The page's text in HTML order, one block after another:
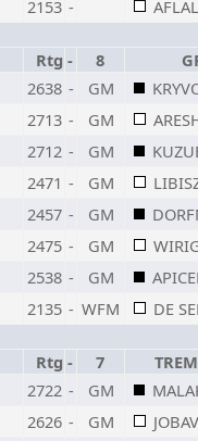
2153 -
Rtg - 8
2638 - GM
2713 - GM
2712 - GM
2471 - GM
2457 - GM
2475 - GM
2538 - GM
2135 - WFM
DE
Rtg - 7
2722 - GM
2626 - GM